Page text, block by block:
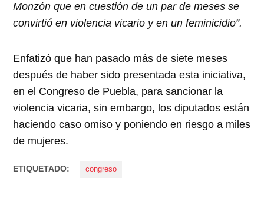
Monzón que en cuestión de un par de meses se
convirtió en violencia vicario y en un feminicidio”.
Enfatizó que han pasado más de siete meses
después de haber sido presentada esta iniciativa,
en el Congreso de Puebla, para sancionar la
violencia vicaria, sin embargo, los diputados están
haciendo caso omiso y poniendo en riesgo a miles
de mujeres.
ETIQUETADO: congreso